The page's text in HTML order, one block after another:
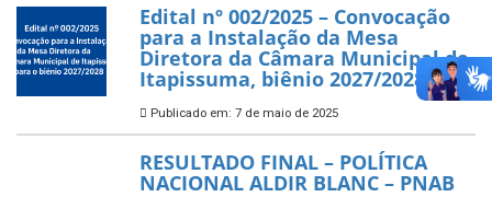
Edital nº 002/2025 – Convocação
para a Instalação da Mesa
Diretora da Câmara Municipal de
Itapissuma, biênio 2027/2028
Publicado em: 7 de maio de 2025
RESULTADO FINAL – POLÍTICA
NACIONAL ALDIR BLANC – PNAB